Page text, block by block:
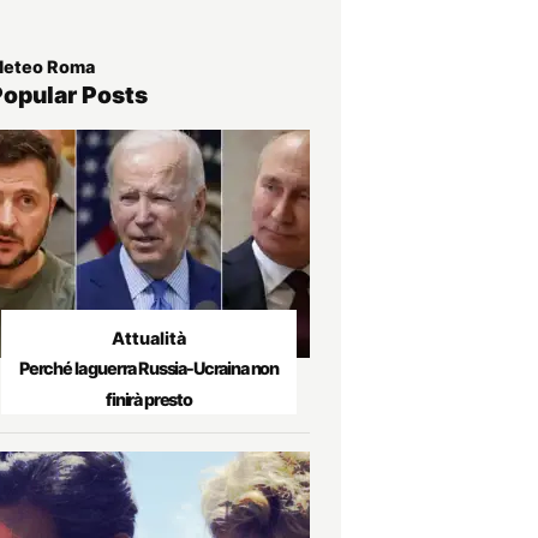
Roma
Posts
Attualità
Perché la guerra Russia-Ucraina non
finirà presto